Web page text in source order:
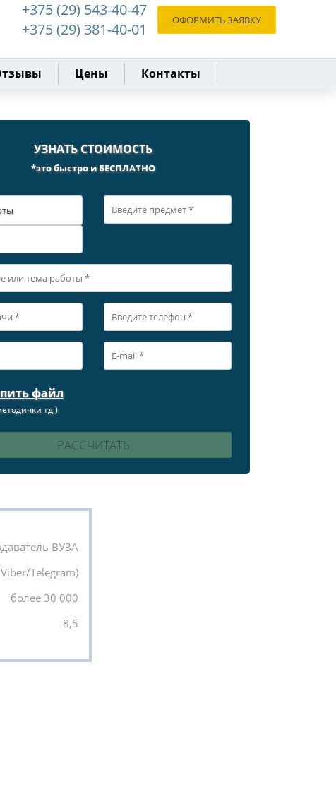
+375 (29) 543-40-47
+375 (29) 381-40-01
ОФОРМИТЬ ЗАЯВКУ
Цены Контакты
УЗНАТЬ СТОИМОСТЬ
*это быстро и БЕСПЛАТНО
файл
тд.)
ВУЗА
Telegram)
более 30 000
8,5